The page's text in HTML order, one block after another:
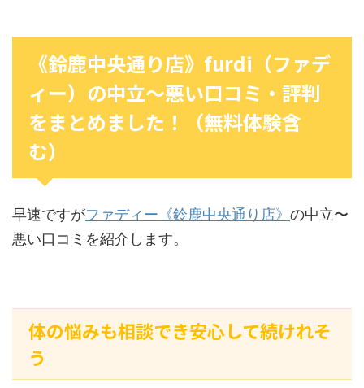
《鈴鹿中央通り店》furdi（ファデ
ィー）の中立〜悪い口コミ・評判
をまとめました！（無料体験含
む）
早速ですがファディー《鈴鹿中央通り店》 の中立〜
悪い口コミを紹介します。
体の悩みも相談でき安心して続けれそ
う